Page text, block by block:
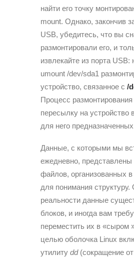
найти его точку
mount. Однако, закончив
USB, убедитесь, что вы
размонтировали его, и
извлекайте из порта USB:
umount /dev/sda1
устройство, связанное с /
Процесс размонтирования
пересылку на устройство
для него
Данные, с которыми мы
ежедневно,
файлов, организованных
для понимания структуру.
реальности данные
блоков, и иногда вам
переместить их в «сыром
целью оболочка Linux
утилиту dd (сокращение